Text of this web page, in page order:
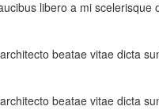
libero a mi scelerisque
beatae vitae dicta
beatae vitae dicta